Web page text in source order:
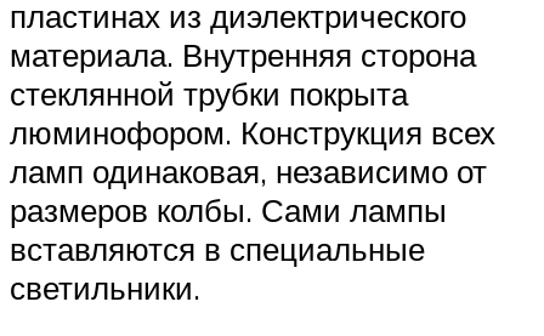
пластинах из диэлектрического
материала. Внутренняя сторона
стеклянной трубки покрыта
люминофором. Конструкция всех
ламп одинаковая, независимо от
размеров колбы. Сами лампы
вставляются в специальные
светильники.